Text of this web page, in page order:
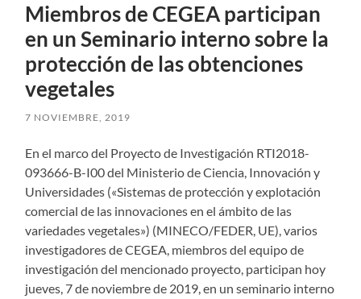
Miembros de CEGEA participan
en un Seminario interno sobre la
protección de las obtenciones
vegetales
7 NOVIEMBRE, 2019
En el marco del Proyecto de Investigación RTI2018-
093666-B-I00 del Ministerio de Ciencia, Innovación y
Universidades («Sistemas de protección y explotación
comercial de las innovaciones en el ámbito de las
variedades vegetales») (MINECO/FEDER, UE), varios
investigadores de CEGEA, miembros del equipo de
investigación del mencionado proyecto, participan hoy
jueves, 7 de noviembre de 2019, en un seminario interno